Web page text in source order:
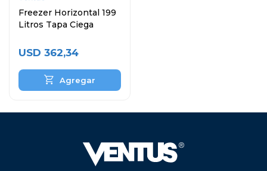
Freezer Horizontal 199
Litros Tapa Ciega
USD 362,34